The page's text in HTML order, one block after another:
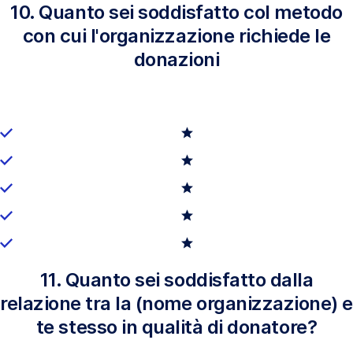
10. Quanto sei soddisfatto col metodo
con cui l'organizzazione richiede le
donazioni
11. Quanto sei soddisfatto dalla
relazione tra la (nome organizzazione) e
te stesso in qualità di donatore?